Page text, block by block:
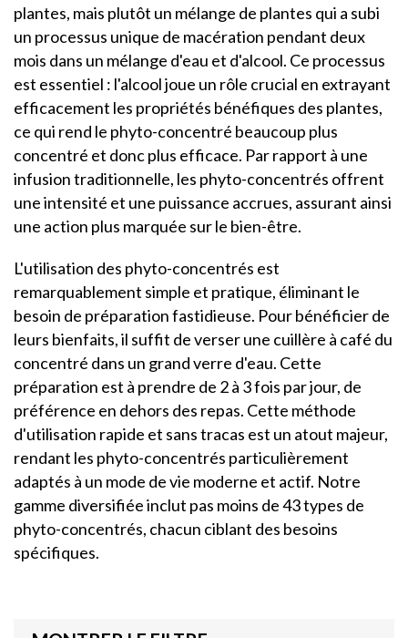
plantes, mais plutôt un mélange de plantes qui a subi
un processus unique de macération pendant deux
mois dans un mélange d'eau et d'alcool. Ce processus
est essentiel : l'alcool joue un rôle crucial en extrayant
efficacement les propriétés bénéfiques des plantes,
ce qui rend le phyto-concentré beaucoup plus
concentré et donc plus efficace. Par rapport à une
infusion traditionnelle, les phyto-concentrés offrent
une intensité et une puissance accrues, assurant ainsi
une action plus marquée sur le bien-être.
L'utilisation des phyto-concentrés est
remarquablement simple et pratique, éliminant le
besoin de préparation fastidieuse. Pour bénéficier de
leurs bienfaits, il suffit de verser une cuillère à café du
concentré dans un grand verre d'eau. Cette
préparation est à prendre de 2 à 3 fois par jour, de
préférence en dehors des repas. Cette méthode
d'utilisation rapide et sans tracas est un atout majeur,
rendant les phyto-concentrés particulièrement
adaptés à un mode de vie moderne et actif. Notre
gamme diversifiée inclut pas moins de 43 types de
phyto-concentrés, chacun ciblant des besoins
spécifiques.